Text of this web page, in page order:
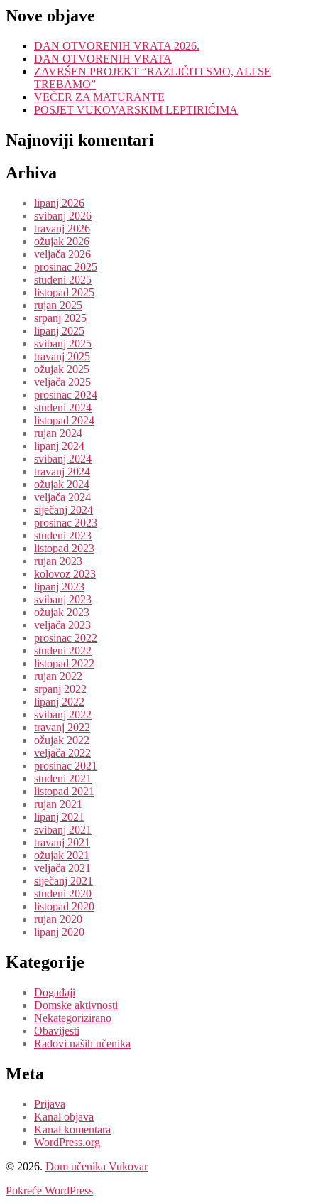
Nove objave
DAN OTVORENIH VRATA 2026.
DAN OTVORENIH VRATA
ZAVRŠEN PROJEKT “RAZLIČITI SMO, ALI SE
TREBAMO”
VEČER ZA MATURANTE
POSJET VUKOVARSKIM LEPTIRIĆIMA
Najnoviji komentari
Arhiva
lipanj 2026
svibanj 2026
travanj 2026
ožujak 2026
veljača 2026
prosinac 2025
studeni 2025
listopad 2025
rujan 2025
srpanj 2025
lipanj 2025
svibanj 2025
travanj 2025
ožujak 2025
veljača 2025
prosinac 2024
studeni 2024
listopad 2024
rujan 2024
lipanj 2024
svibanj 2024
travanj 2024
ožujak 2024
veljača 2024
siječanj 2024
prosinac 2023
studeni 2023
listopad 2023
rujan 2023
kolovoz 2023
lipanj 2023
svibanj 2023
ožujak 2023
veljača 2023
prosinac 2022
studeni 2022
listopad 2022
rujan 2022
srpanj 2022
lipanj 2022
svibanj 2022
travanj 2022
ožujak 2022
veljača 2022
prosinac 2021
studeni 2021
listopad 2021
rujan 2021
lipanj 2021
svibanj 2021
travanj 2021
ožujak 2021
veljača 2021
siječanj 2021
studeni 2020
listopad 2020
rujan 2020
lipanj 2020
Kategorije
Događaji
Domske aktivnosti
Nekategorizirano
Obavijesti
Radovi naših učenika
Meta
Prijava
Kanal objava
Kanal komentara
WordPress.org
© 2026. Dom učenika Vukovar
Pokreće WordPress